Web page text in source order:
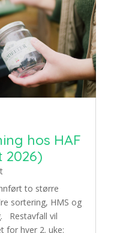
hos HAF
2026)
to større
sortering, HMS og
Restavfall vil
for hver 2. uke: